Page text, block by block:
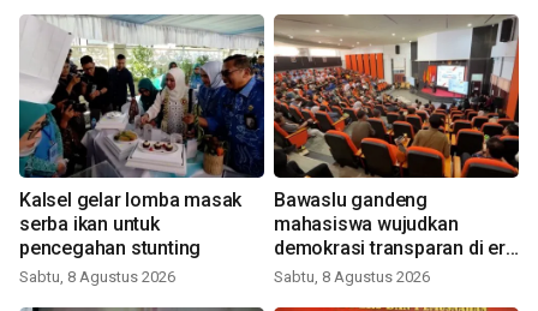
Kalsel gelar lomba masak
serba ikan untuk
pencegahan stunting
Sabtu, 8 Agustus 2026
Bawaslu gandeng
mahasiswa wujudkan
demokrasi transparan di era
digital
Sabtu, 8 Agustus 2026